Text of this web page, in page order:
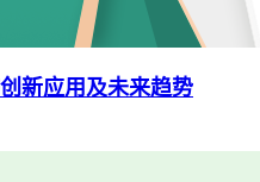
新应用及未来趋势